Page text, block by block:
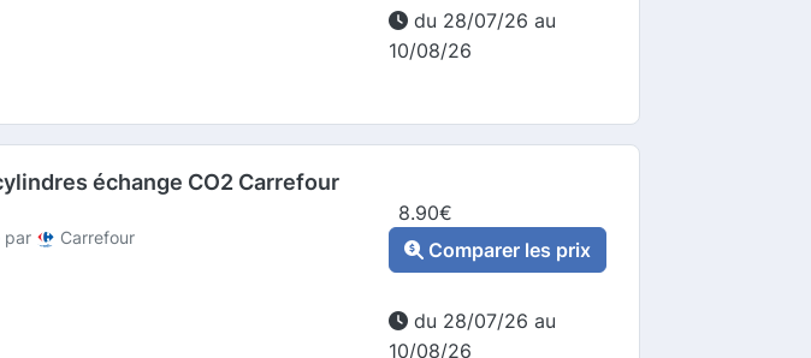
du 28/07/26 au
10/08/26
échange CO2 Carrefour
par Carrefour
8.90€
Comparer les prix
du 28/07/26 au
10/08/26